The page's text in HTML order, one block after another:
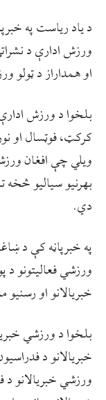
د یاد ریاست په
ورزش ادارې د
او همداراز د ټولو
بلخوا د ورزش
کرکټ، فوټسال او
ویلي چې افغان
بهرنیو سیالیو
دي.
په خبرپاڼه کې د
ورزشي فعالیتونو
خبریالانو او رسنیو
بلخوا د ورزشي
خبریالانو د
ورزشي خبریالانو د